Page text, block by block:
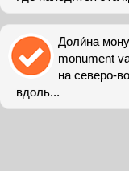
Доли́на
monument
на северо-
вдоль...